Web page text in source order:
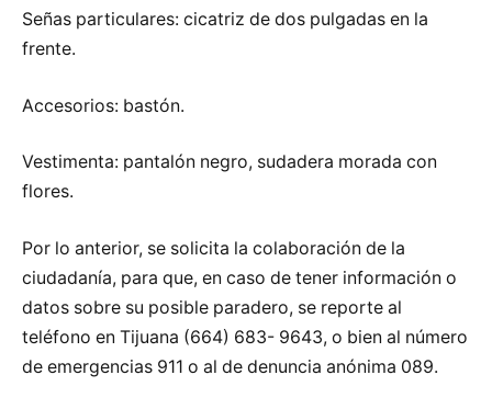
Señas particulares: cicatriz de dos pulgadas en la
frente.
Accesorios: bastón.
Vestimenta: pantalón negro, sudadera morada con
flores.
Por lo anterior, se solicita la colaboración de la
ciudadanía, para que, en caso de tener información o
datos sobre su posible paradero, se reporte al
teléfono en Tijuana (664) 683- 9643, o bien al número
de emergencias 911 o al de denuncia anónima 089.